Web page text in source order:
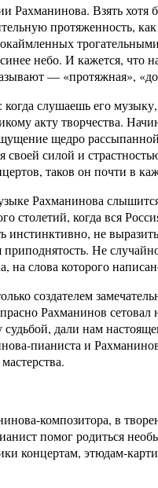
Взять хотя
протяженность,
небо. И кажется, что
— «протяжная»,
слушаешь его
акту творчества.
щедро
силой и
таков он почти в
Рахманинова
столетий, когда вся
не
Не
на слова которого
создателем
Рахманинов сетовал
дали нам
пианиста и
композитора, в
помог родиться
концертам, этюдам-